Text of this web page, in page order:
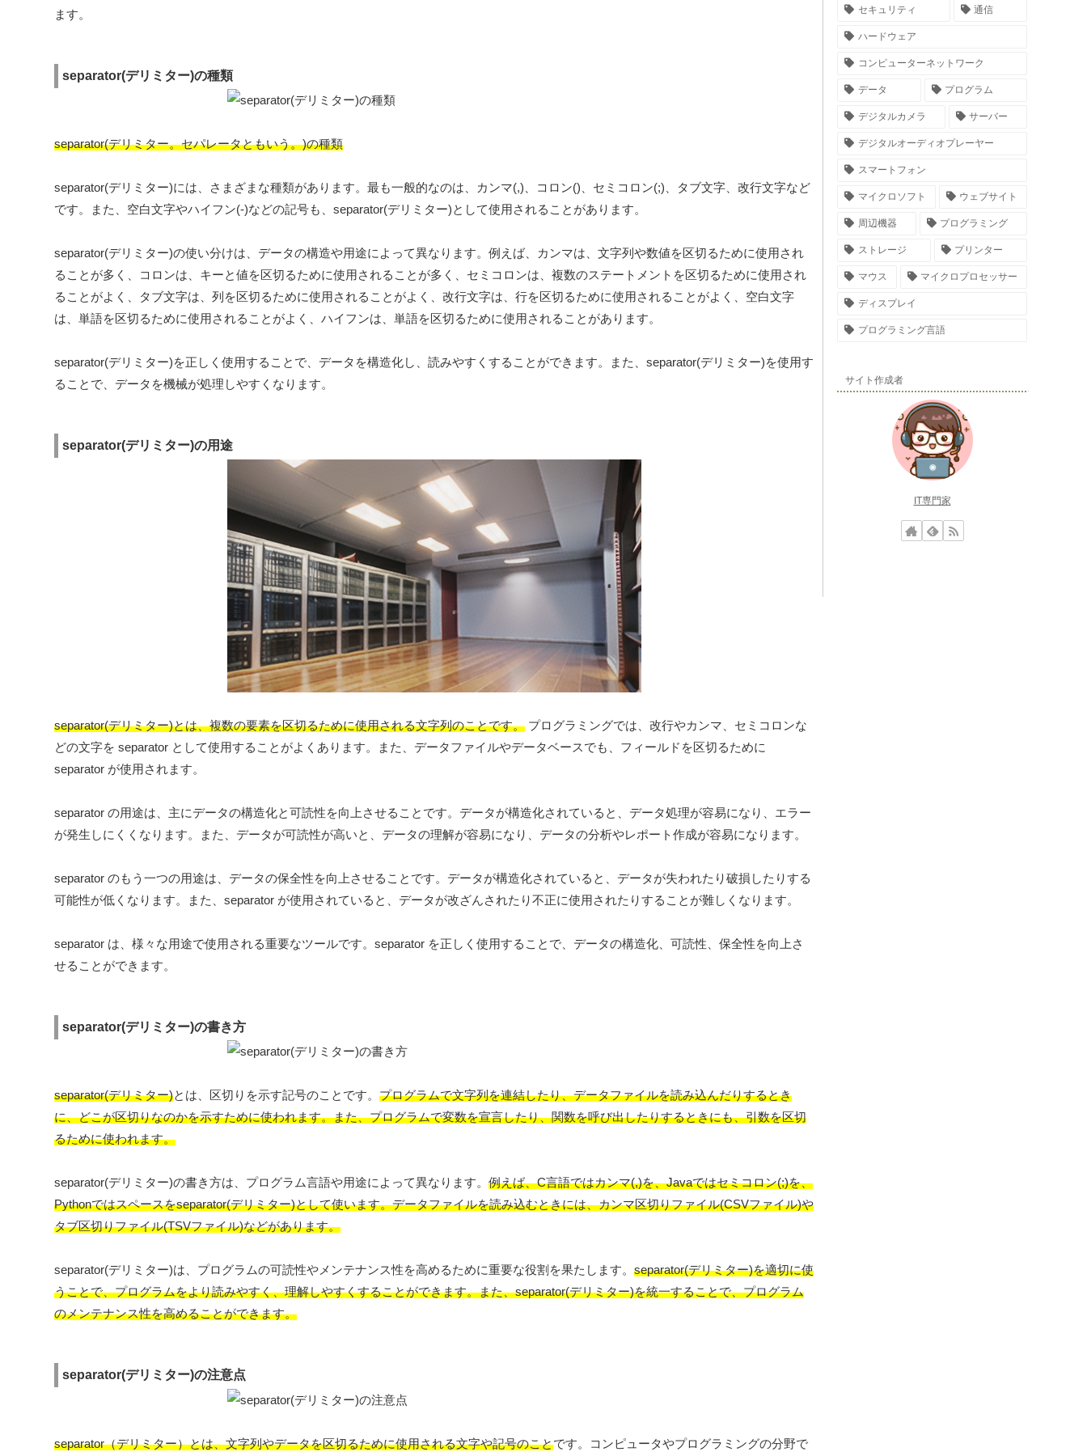
ます。
separator(デリミター)の種類
separator(デリミター。セパレータともいう。)の種類
separator(デリミター)には、さまざまな種類があります。最も一般的なのは、カンマ(,)、コロン()、セミコロン(;)、タブ文字、改行文字など
です。また、空白文字やハイフン(-)などの記号も、separator(デリミター)として使用されることがあります。
separator(デリミター)の使い分けは、データの構造や用途によって異なります。例えば、カンマは、文字列や数値を区切るために使用され
ることが多く、コロンは、キーと値を区切るために使用されることが多く、セミコロンは、複数のステートメントを区切るために使用され
ることがよく、タブ文字は、列を区切るために使用されることがよく、改行文字は、行を区切るために使用されることがよく、空白文字
は、単語を区切るために使用されることがよく、ハイフンは、単語を区切るために使用されることがあります。
separator(デリミター)を正しく使用することで、データを構造化し、読みやすくすることができます。また、separator(デリミター)を使用す
ることで、データを機械が処理しやすくなります。
separator(デリミター)の用途
separator(デリミター)とは、複数の要素を区切るために使用される文字列のことです。 プログラミングでは、改行やカンマ、セミコロンな
どの文字を separator として使用することがよくあります。また、データファイルやデータベースでも、フィールドを区切るために
separator が使用されます。
separator の用途は、主にデータの構造化と可読性を向上させることです。データが構造化されていると、データ処理が容易になり、エラー
が発生しにくくなります。また、データが可読性が高いと、データの理解が容易になり、データの分析やレポート作成が容易になります。
separator のもう一つの用途は、データの保全性を向上させることです。データが構造化されていると、データが失われたり破損したりする
可能性が低くなります。また、separator が使用されていると、データが改ざんされたり不正に使用されたりすることが難しくなります。
separator は、様々な用途で使用される重要なツールです。separator を正しく使用することで、データの構造化、可読性、保全性を向上さ
せることができます。
separator(デリミター)の書き方
separator(デリミター)とは、区切りを示す記号のことです。 プログラムで文字列を連結したり、データファイルを読み込んだりするとき
に、どこが区切りなのかを示すために使われます。また、プログラムで変数を宣言したり、関数を呼び出したりするときにも、引数を区切
るために使われます。
separator(デリミター)の書き方は、プログラム言語や用途によって異なります。 例えば、C言語ではカンマ(,)を、Javaではセミコロン(;)を、
Pythonではスペースをseparator(デリミター)として使います。データファイルを読み込むときには、カンマ区切りファイル(CSVファイル)や
タブ区切りファイル(TSVファイル)などがあります。
separator(デリミター)は、プログラムの可読性やメンテナンス性を高めるために重要な役割を果たします。 separator(デリミター)を適切に使
うことで、プログラムをより読みやすく、理解しやすくすることができます。また、separator(デリミター)を統一することで、プログラム
のメンテナンス性を高めることができます。
separator(デリミター)の注意点
separator（デリミター）とは、文字列やデータを区切るために使用される文字や記号のことです。コンピュータやプログラミングの分野で
セキュリティ 通信
ハードウェア
コンピューターネットワーク
データ プログラム
デジタルカメラ サーバー
デジタルオーディオプレーヤー
スマートフォン
マイクロソフト ウェブサイト
周辺機器 プログラミング
ストレージ プリンター
マウス マイクロプロセッサー
ディスプレイ
プログラミング言語
サイト作成者
IT専門家